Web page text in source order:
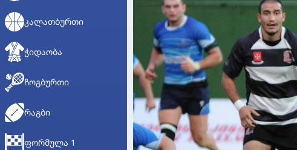
ᲙᲐᲚᲐᲗᲑᲣᲠᲗᲘ
ᲭᲘᲓᲐᲝᲑᲐ
ᲩᲝᲒᲑᲣᲠᲗᲘ
ᲠᲐᲒᲑᲘ
ᲤᲝᲠᲛᲣᲚᲐ 1